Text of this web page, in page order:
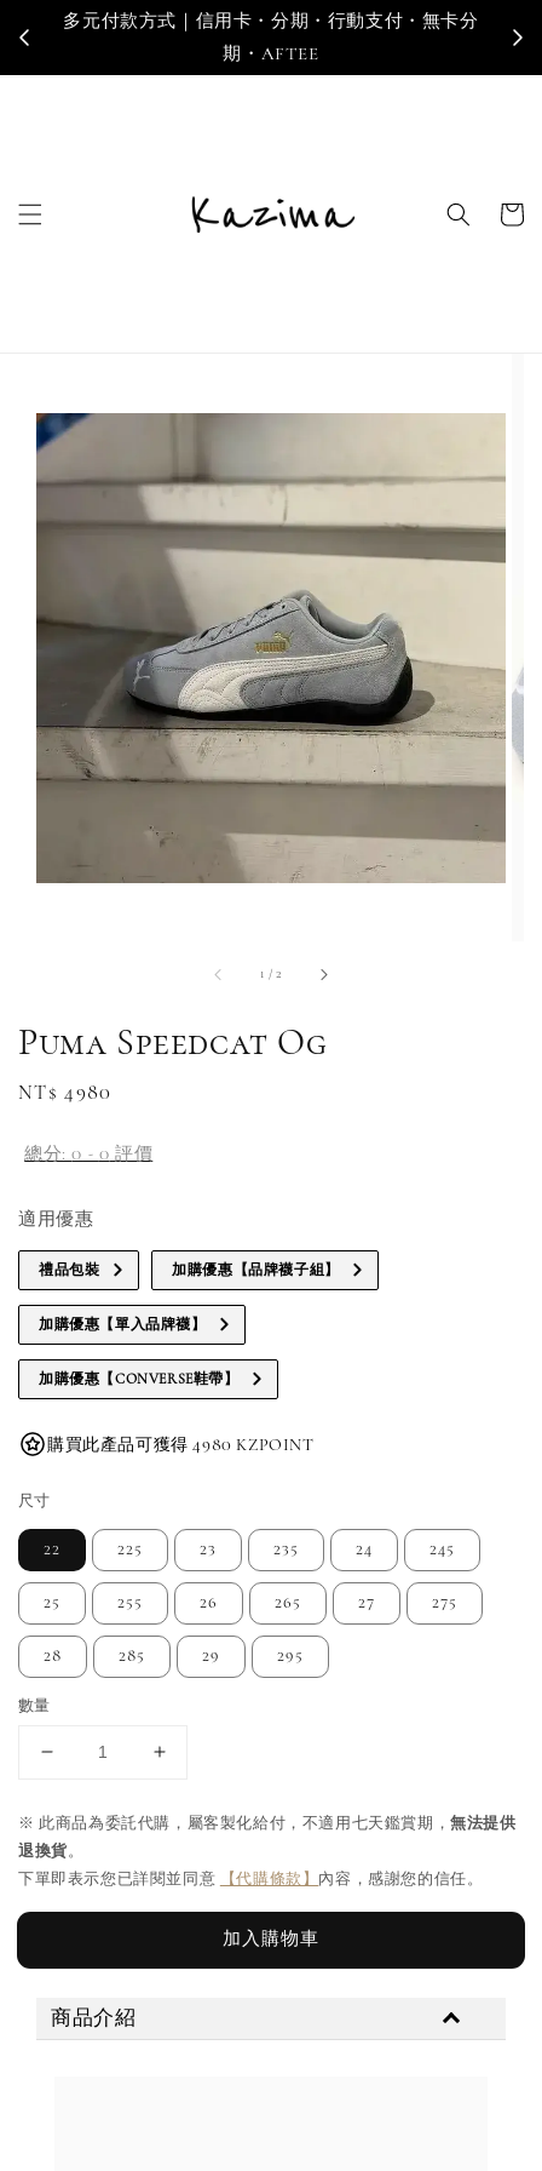
多元付款方式｜信用卡・分期・行動支付・無卡分
期・AFTEE
寄
1 /2
Puma Speedcat Og
Regular
NT$ 4980
總分:0 - 0 評價
適用優惠
禮品包裝 加購優惠【品牌襪子組】
加購優惠【單入品牌襪】
加購優惠【CONVERSE鞋帶】
購買此產品可獲得 4980 KZPOINT
尺寸
22 225 23 235 24 245
25 255 26 265 27 275
28 285 29 295
數量
※ 此商品為委託代購，屬客製化給付，不適用七天鑑賞期，無法提供
退換貨。
下單即表示您已詳閱並同意
【代購條款】 內容，感謝您的信任。
加入購物車
商品介紹